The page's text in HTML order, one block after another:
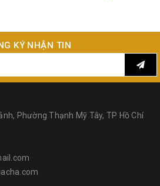
KÝ NHẬN TIN
Phường Thạnh Mỹ Tây, TP Hồ Chí